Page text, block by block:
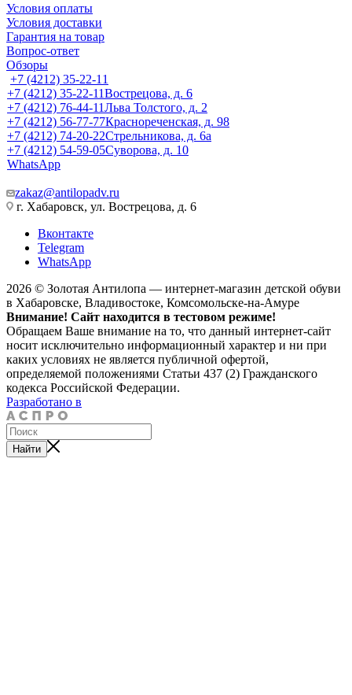
Условия оплаты
Условия доставки
Гарантия на товар
Вопрос-ответ
Обзоры
+7 (4212) 35-22-11
+7 (4212) 35-22-11Вострецова, д. 6
+7 (4212) 76-44-11Льва Толстого, д. 2
+7 (4212) 56-77-77Краснореченская, д. 98
+7 (4212) 74-20-22Стрельникова, д. 6а
+7 (4212) 54-59-05Суворова, д. 10
WhatsApp
zakaz@antilopadv.ru
г. Хабаровск, ул. Вострецова, д. 6
Вконтакте
Telegram
WhatsApp
2026 © Золотая Антилопа — интернет-магазин детской обуви
в Хабаровске, Владивостоке, Комсомольске-на-Амуре
Внимание! Сайт находится в тестовом режиме!
Обращаем Ваше внимание на то, что данный интернет-сайт
носит исключительно информационный характер и ни при
каких условиях не является публичной офертой,
определяемой положениями Статьи 437 (2) Гражданского
кодекса Российской Федерации.
Разработано в
Найти